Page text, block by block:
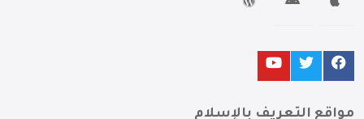
مواقع التعريف بالإسلام